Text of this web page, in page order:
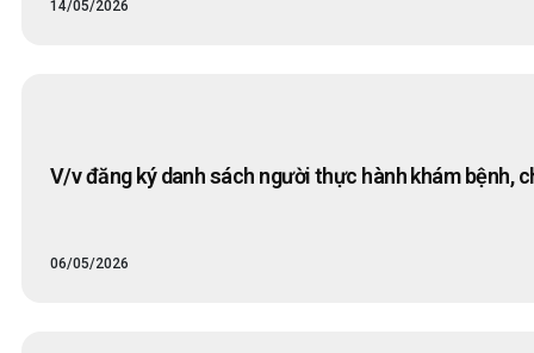
14/05/2026
V/v đăng ký danh sách người thực hành khám bệnh,
06/05/2026